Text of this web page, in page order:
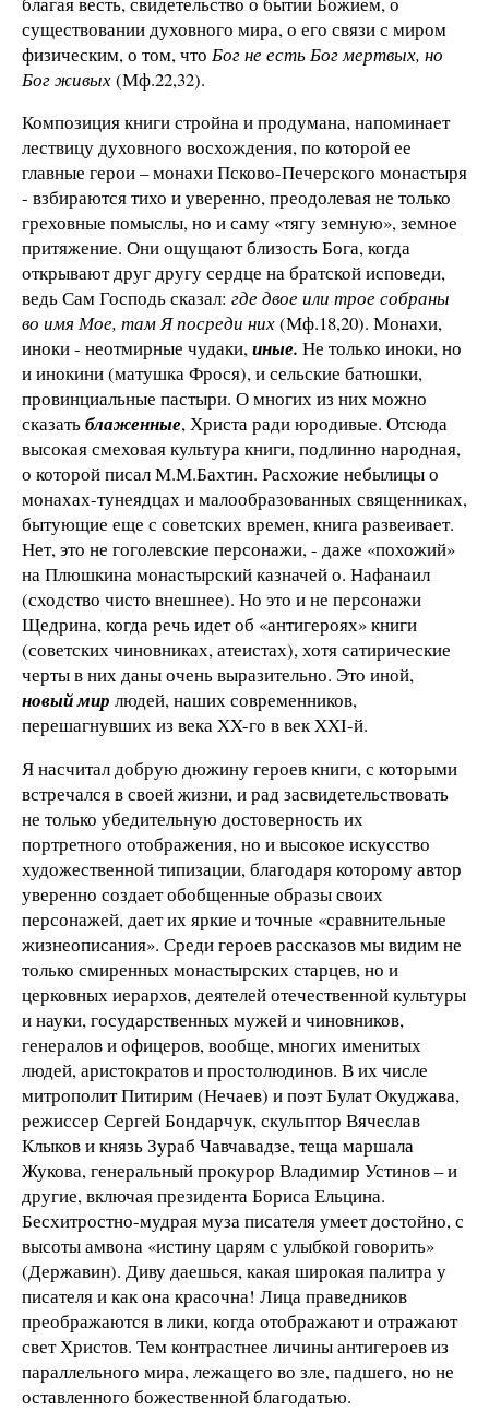
существовании духовного мира, о его связи с миром
физическим, о том, что Бог не есть Бог мертвых, но
Бог живых(Мф.22,32).
Композиция книги стройна и продумана, напоминает
лествицу духовного восхождения, по которой ее
главные герои – монахи Псково-Печерского монастыря
- взбираются тихо и уверенно, преодолевая не только
греховные помыслы, но и саму «тягу земную», земное
притяжение. Они ощущают близость Бога, когда
открывают друг другу сердце на братской исповеди,
ведь Сам Господь сказал: где двое или трое собраны
во имя Мое, там Я посреди них(Мф.18,20). Монахи,
иноки - неотмирные чудаки,иные. Не только иноки, но
и инокини (матушка Фрося), и сельские батюшки,
провинциальные пастыри. О многих из них можно
сказатьблаженные, Христа ради юродивые. Отсюда
высокая смеховая культура книги, подлинно народная,
о которой писал М.М.Бахтин. Расхожие небылицы о
монахах-тунеядцах и малообразованных священниках,
бытующие еще с советских времен, книга развеивает.
Нет, это не гоголевские персонажи, - даже «похожий»
на Плюшкина монастырский казначей о. Нафанаил
(сходство чисто внешнее). Но это и не персонажи
Щедрина, когда речь идет об «антигероях» книги
(советских чиновниках, атеистах), хотя сатирические
черты в них даны очень выразительно. Это иной,
новый мир людей, наших современников,
перешагнувших из века XX-го в век XXI-й.
Я насчитал добрую дюжину героев книги, с которыми
встречался в своей жизни, и рад засвидетельствовать
не только убедительную достоверность их
портретного отображения, но и высокое искусство
художественной типизации, благодаря которому автор
уверенно создает обобщенные образы своих
персонажей, дает их яркие и точные «сравнительные
жизнеописания». Среди героев рассказов мы видим не
только смиренных монастырских старцев, но и
церковных иерархов, деятелей отечественной культуры
и науки, государственных мужей и чиновников,
генералов и офицеров, вообще, многих именитых
людей, аристократов и простолюдинов. В их числе
митрополит Питирим (Нечаев) и поэт Булат Окуджава,
режиссер Сергей Бондарчук, скульптор Вячеслав
Клыков и князь Зураб Чавчавадзе, теща маршала
Жукова, генеральный прокурор Владимир Устинов – и
другие, включая президента Бориса Ельцина.
Бесхитростно-мудрая муза писателя умеет достойно, с
высоты амвона «истину царям с улыбкой говорить»
(Державин). Диву даешься, какая широкая палитра у
писателя и как она красочна! Лица праведников
преображаются в лики, когда отображают и отражают
свет Христов. Тем контрастнее личины антигероев из
параллельного мира, лежащего во зле, падшего, но не
оставленного божественной благодатью.